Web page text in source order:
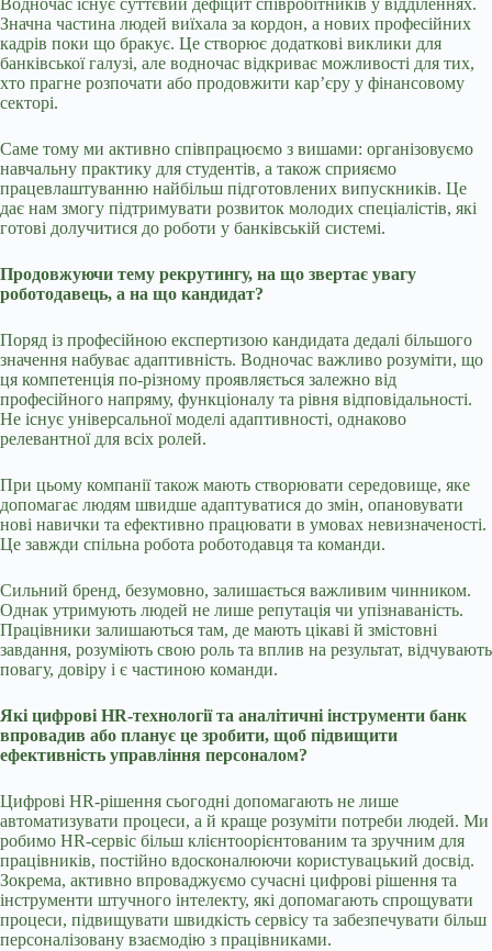
Водночас існує суттєвий дефіцит співробітників у відділеннях.
Значна частина людей виїхала за кордон, а нових професійних
кадрів поки що бракує. Це створює додаткові виклики для
банківської галузі, але водночас відкриває можливості для тих,
хто прагне розпочати або продовжити кар’єру у фінансовому
секторі.
Саме тому ми активно співпрацюємо з вишами: організовуємо
навчальну практику для студентів, а також сприяємо
працевлаштуванню найбільш підготовлених випускників. Це
дає нам змогу підтримувати розвиток молодих спеціалістів, які
готові долучитися до роботи у банківській системі.
Продовжуючи тему рекрутингу, на що звертає увагу
роботодавець, а на що кандидат?
Поряд із професійною експертизою кандидата дедалі більшого
значення набуває адаптивність. Водночас важливо розуміти, що
ця компетенція по-різному проявляється залежно від
професійного напряму, функціоналу та рівня відповідальності.
Не існує універсальної моделі адаптивності, однаково
релевантної для всіх ролей.
При цьому компанії також мають створювати середовище, яке
допомагає людям швидше адаптуватися до змін, опановувати
нові навички та ефективно працювати в умовах невизначеності.
Це завжди спільна робота роботодавця та команди.
Сильний бренд, безумовно, залишається важливим чинником.
Однак утримують людей не лише репутація чи упізнаваність.
Працівники залишаються там, де мають цікаві й змістовні
завдання, розуміють свою роль та вплив на результат, відчувають
повагу, довіру і є частиною команди.
Які цифрові HR-технології та аналітичні інструменти банк
впровадив або планує це зробити, щоб підвищити
ефективність управління персоналом?
Цифрові HR-рішення сьогодні допомагають не лише
автоматизувати процеси, а й краще розуміти потреби людей. Ми
робимо HR-сервіс більш клієнтоорієнтованим та зручним для
працівників, постійно вдосконалюючи користувацький досвід.
Зокрема, активно впроваджуємо сучасні цифрові рішення та
інструменти штучного інтелекту, які допомагають спрощувати
процеси, підвищувати швидкість сервісу та забезпечувати більш
персоналізовану взаємодію з працівниками.